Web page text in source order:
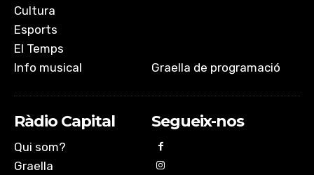
Cultura
Esports
El Temps
Info musical
Graella de programació
Ràdio Capital
Qui som?
Graella
Segueix-nos